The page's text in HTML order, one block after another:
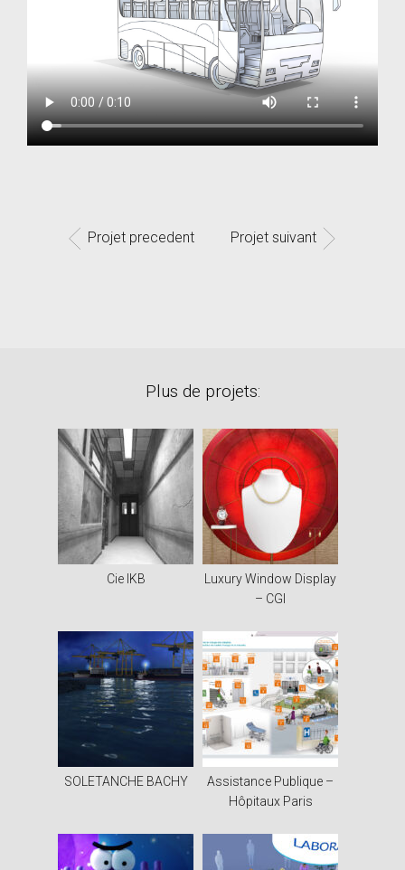
Projet precedent Projet suivant
Plus de projets:
Cie IKB
Luxury Window Display
– CGI
SOLETANCHE BACHY
Assistance Publique –
Hôpitaux Paris